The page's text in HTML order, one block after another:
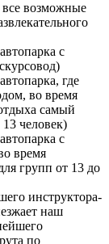
все возможные
с
где
во время
самый
человек)
с
время
групп от 13 до
инструктора-
наш
по